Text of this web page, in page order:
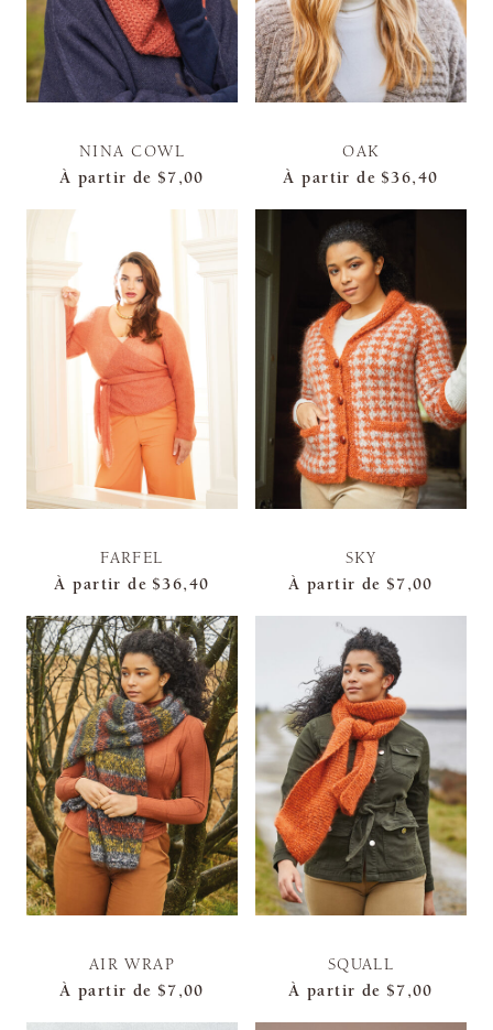
NINA COWL
À partir de $7,00
OAK
À partir de $36,40
FARFEL
À partir de $36,40
SKY
À partir de $7,00
AIR WRAP
À partir de $7,00
SQUALL
À partir de $7,00